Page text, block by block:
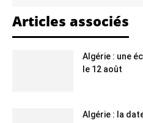
Articles associés
Algérie : une
le 12 août
Algérie : la